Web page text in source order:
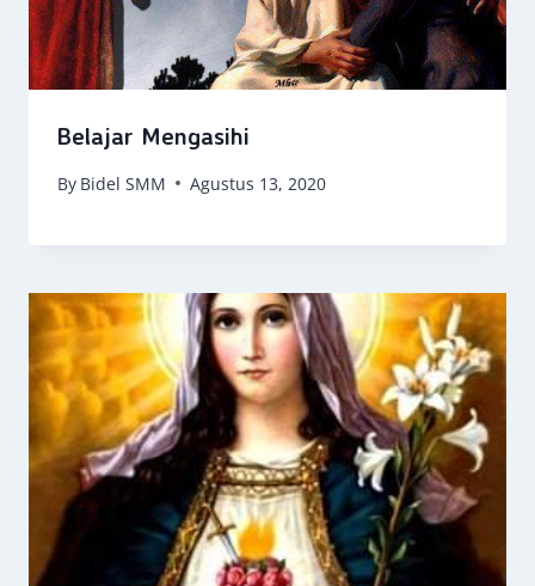
Belajar Mengasihi
By Bidel SMM Agustus 13, 2020